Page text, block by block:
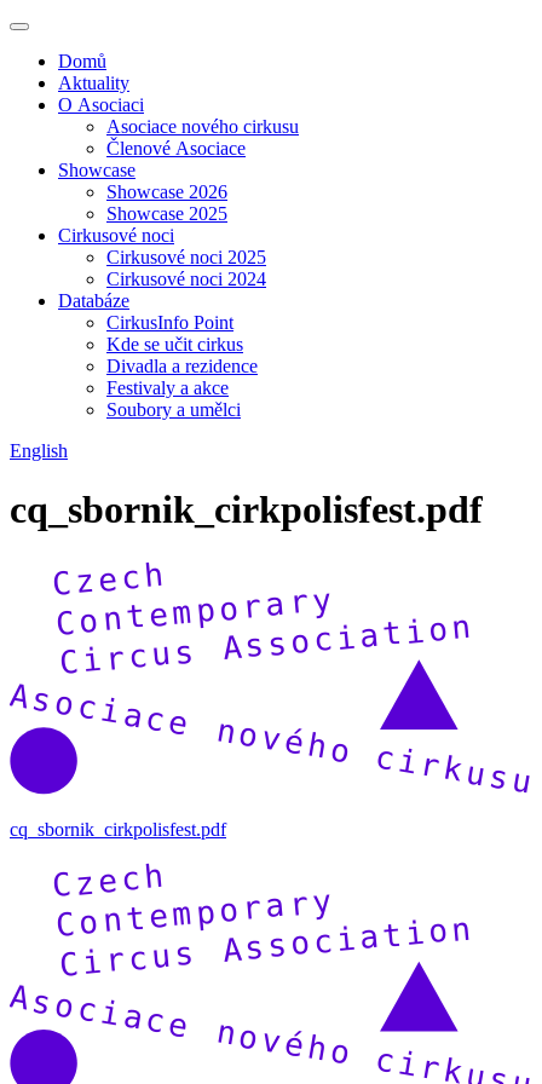
Domů
Aktuality
O Asociaci
Asociace nového cirkusu
Členové Asociace
Showcase
Showcase 2026
Showcase 2025
Cirkusové noci
Cirkusové noci 2025
Cirkusové noci 2024
Databáze
CirkusInfo Point
Kde se učit cirkus
Divadla a rezidence
Festivaly a akce
Soubory a umělci
English
cq_sbornik_cirkpolisfest.pdf
cq_sbornik_cirkpolisfest.pdf